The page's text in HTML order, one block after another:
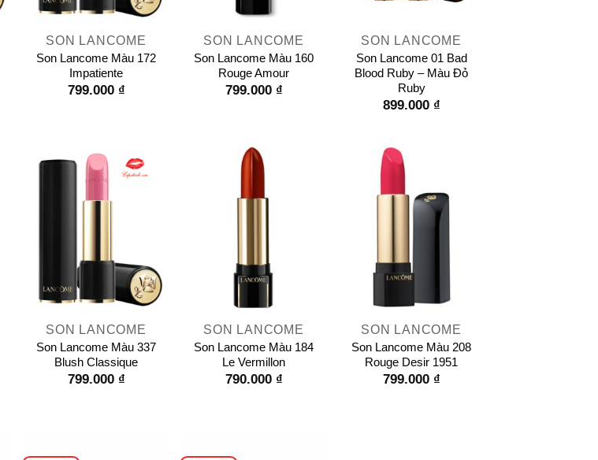
+
SON LANCOME
Son Lancome Màu 172
Impatiente
799.000 ₫
SON LANCOME
Son Lancome Màu 160
Rouge Amour
799.000 ₫
SON LANCOME
Son Lancome 01 Bad
Blood Ruby – Màu Đỏ
Ruby
899.000 ₫
+
SON LANCOME
Son Lancome Màu 337
Blush Classique
799.000 ₫
SON LANCOME
Son Lancome Màu 184
Le Vermillon
790.000 ₫
SON LANCOME
Son Lancome Màu 208
Rouge Desir 1951
799.000 ₫